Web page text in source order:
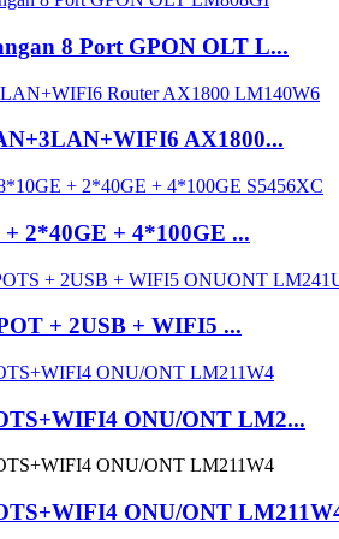
8 Port GPON OLT L...
AX1800...
2*40GE + 4*100GE ...
+ 2USB + WIFI5 ...
ONU/ONT LM2...
ONU/ONT